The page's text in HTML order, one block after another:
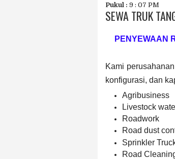
Pukul : 9 : 07 PM
SEWA TRUK
PENYEWAAN
Kami
konfigurasi, dan
Agribusiness
Livestock
Roadwork
Road dust
Sprinkler
Road